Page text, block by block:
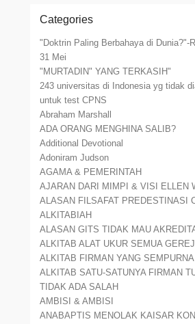
Categories
"Doktrin Paling Berbahaya di Dunia?"-
31 Mei
"MURTADIN" YANG TERKASIH"
243 universitas di Indonesia yg tidak
untuk test CPNS
Abraham Marshall
ADA ORANG MENGHINA SALIB?
Additional Devotional
Adoniram Judson
AGAMA & PEMERINTAH
AJARAN DARI MIMPI & VISI ELLEN
ALASAN FILSAFAT PREDESTINASI
ALKITABIAH
ALASAN GITS TIDAK MAU
ALKITAB ALAT UKUR SEMUA
ALKITAB FIRMAN YANG SEMPURNA
ALKITAB SATU-SATUNYA FIRMAN
TIDAK ADA SALAH
AMBISI & AMBISI
ANABAPTIS MENOLAK KAISAR